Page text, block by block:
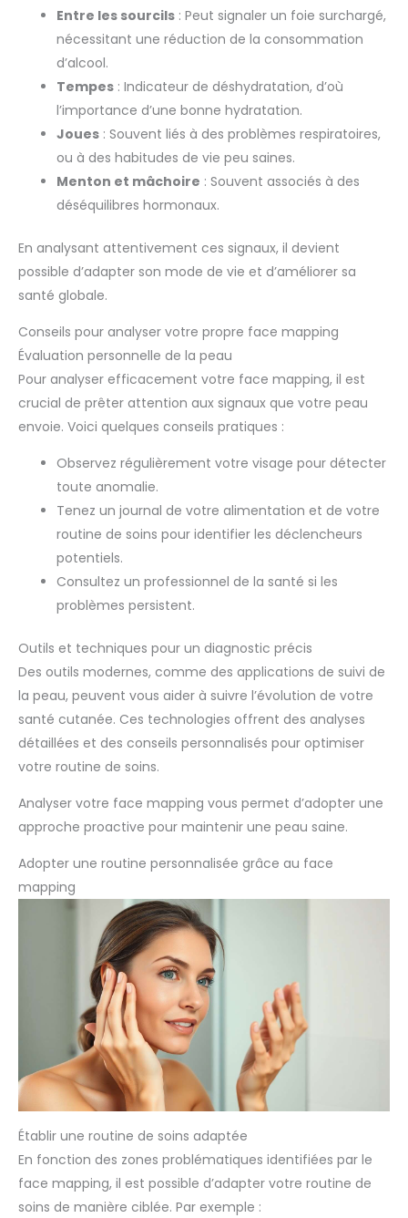
Entre les sourcils : Peut signaler un foie surchargé,
nécessitant une réduction de la consommation
d’alcool.
Tempes : Indicateur de déshydratation, d’où
l’importance d’une bonne hydratation.
Joues : Souvent liés à des problèmes respiratoires,
ou à des habitudes de vie peu saines.
Menton et mâchoire : Souvent associés à des
déséquilibres hormonaux.
En analysant attentivement ces signaux, il devient
possible d’adapter son mode de vie et d’améliorer sa
santé globale.
Conseils pour analyser votre propre face mapping
Évaluation personnelle de la peau
Pour analyser efficacement votre face mapping, il est
crucial de prêter attention aux signaux que votre peau
envoie. Voici quelques conseils pratiques :
Observez régulièrement votre visage pour détecter
toute anomalie.
Tenez un journal de votre alimentation et de votre
routine de soins pour identifier les déclencheurs
potentiels.
Consultez un professionnel de la santé si les
problèmes persistent.
Outils et techniques pour un diagnostic précis
Des outils modernes, comme des applications de suivi de
la peau, peuvent vous aider à suivre l’évolution de votre
santé cutanée. Ces technologies offrent des analyses
détaillées et des conseils personnalisés pour optimiser
votre routine de soins.
Analyser votre face mapping vous permet d’adopter une
approche proactive pour maintenir une peau saine.
Adopter une routine personnalisée grâce au face
mapping
Établir une routine de soins adaptée
En fonction des zones problématiques identifiées par le
face mapping, il est possible d’adapter votre routine de
soins de manière ciblée. Par exemple :